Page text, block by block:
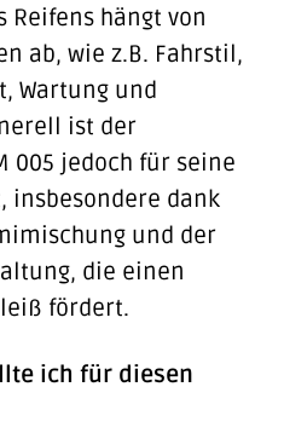
Reifens hängt von
ab, wie z.B. Fahrstil,
Wartung und
ist der
005 jedoch für seine
insbesondere dank
und der
die einen
fördert.
ich für diesen